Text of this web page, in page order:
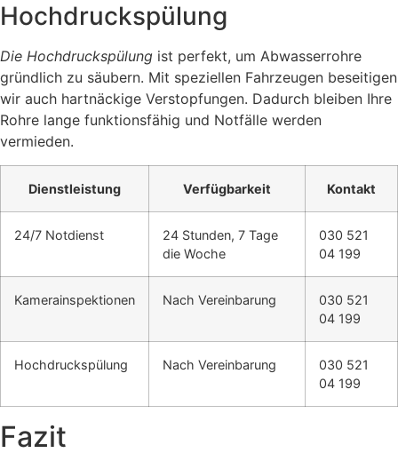
Hochdruckspülung
Die Hochdruckspülung ist perfekt, um Abwasserrohre
gründlich zu säubern. Mit speziellen Fahrzeugen beseitigen
wir auch hartnäckige Verstopfungen. Dadurch bleiben Ihre
Rohre lange funktionsfähig und Notfälle werden
vermieden.
Dienstleistung Verfügbarkeit Kontakt
24/7 Notdienst
24 Stunden, 7 Tage
die Woche
030 521
04 199
Kamerainspektionen Nach Vereinbarung
030 521
04 199
Hochdruckspülung Nach Vereinbarung
030 521
04 199
Fazit